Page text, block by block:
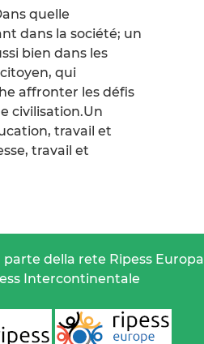
quelle
dans la société; un
bien dans les
qui
affronter les défis
civilisation.Un
travail et
travail et
parte della rete Ripess Europa
Intercontinentale